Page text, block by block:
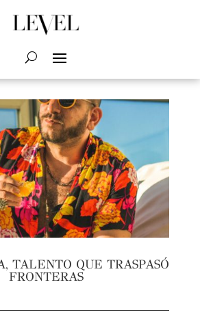
TALENTO QUE TRASPASÓ
FRONTERAS